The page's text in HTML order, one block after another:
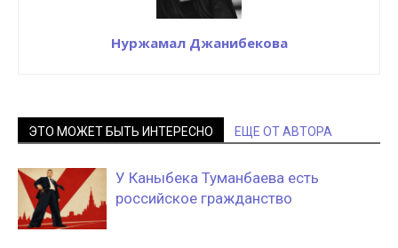
Нуржамал Джанибекова
ЭТО МОЖЕТ БЫТЬ ИНТЕРЕСНО ЕЩЕ ОТ АВТОРА
У Каныбека Туманбаева есть
российское гражданство